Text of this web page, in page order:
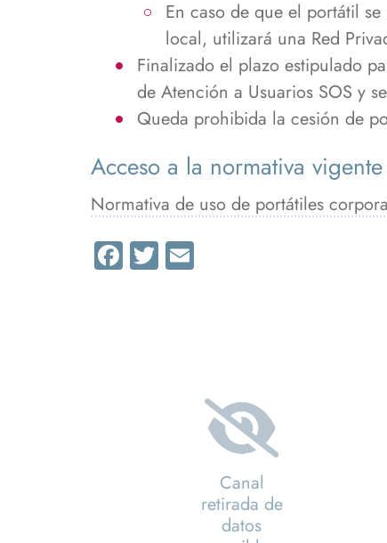
En caso de que el portátil
local, utilizará una Red
Finalizado el plazo estipulado
de Atención a Usuarios SOS y
Queda prohibida la cesión de
Acceso a la normativa
Normativa de uso de portátiles
Facebook
Twitter
Canal
retirada de
datos